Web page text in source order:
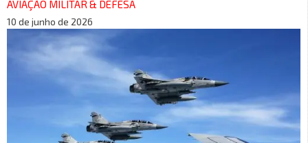
AVIAÇÃO MILITAR & DEFESA
10 de junho de 2026